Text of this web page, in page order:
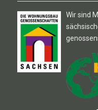
Wir sind